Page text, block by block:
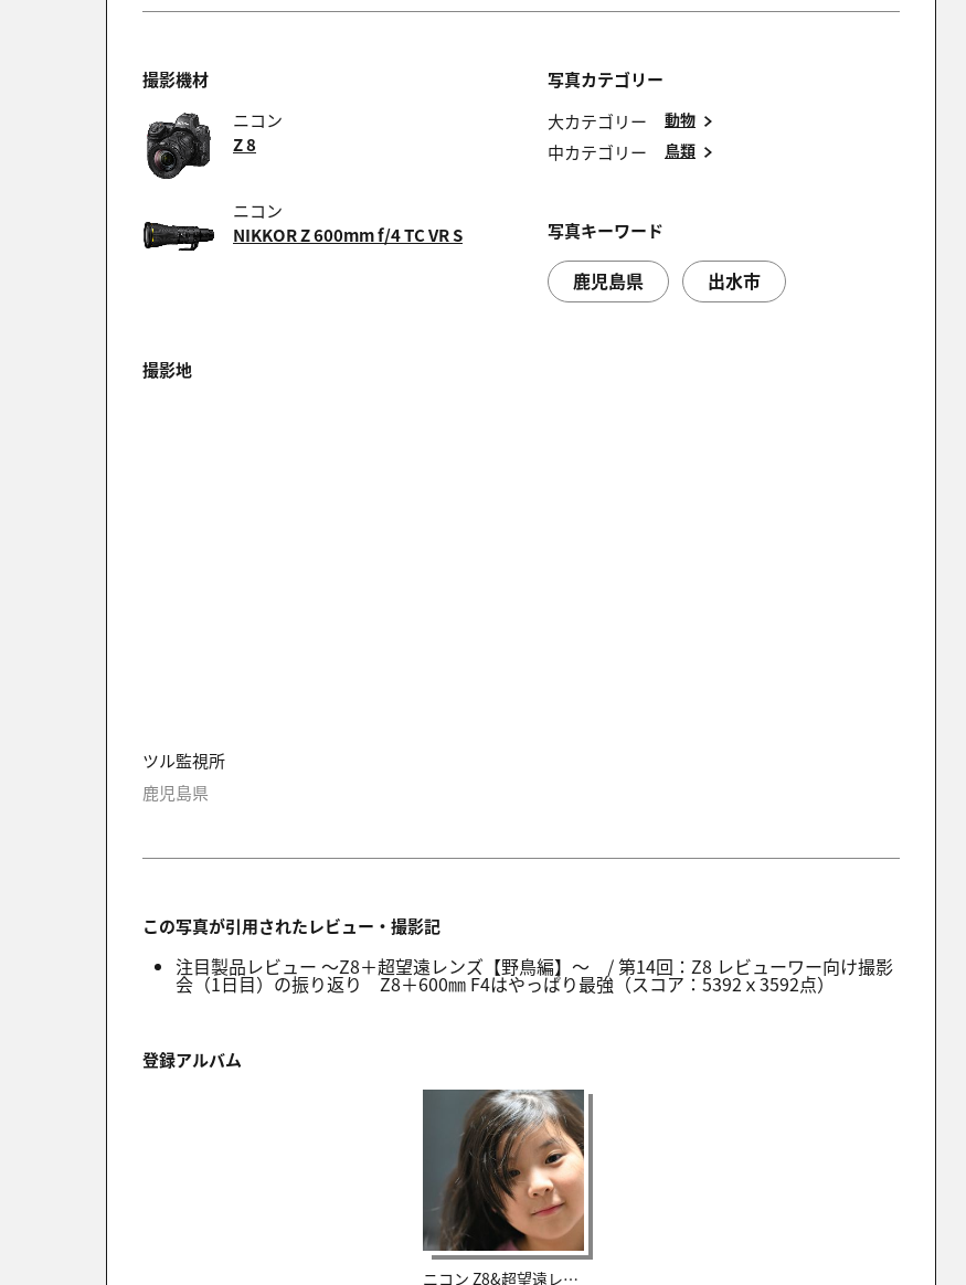
撮影機材
ニコン
Z 8
ニコン
NIKKOR Z 600mm f/4 TC VR S
写真カテゴリー
大カテゴリー
動物
中カテゴリー 鳥類
写真キーワード
鹿児島県 出水市
撮影地
ツル監視所
鹿児島県
この写真が引用されたレビュー・撮影記
注目製品レビュー ～Z8＋超望遠レンズ【野鳥編】～ / 第14回：Z8 レビューワー向け撮影
会（1日目）の振り返り Z8＋600㎜ F4はやっぱり最強（スコア：5392ｘ3592点）
登録アルバム
ニコン Z8&超望遠レンズレビュー(野鳥編)